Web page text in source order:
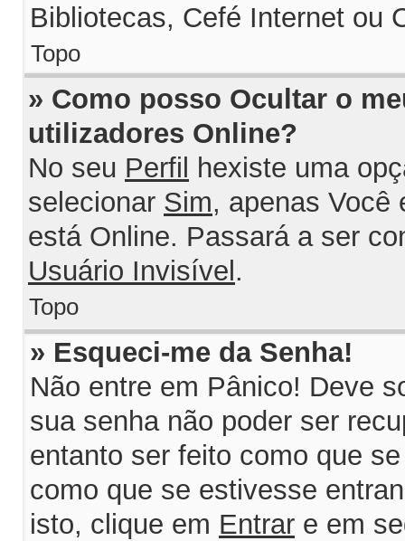
Bibliotecas, Cefé Internet ou
Topo
» Como posso Ocultar o
utilizadores Online?
No seu Perfil
hexiste uma
selecionar Sim, apenas Você
está Online. Passará a ser
Usuário Invisível .
Topo
» Esqueci-me da Senha!
Não entre em Pânico! Deve
sua senha não poder ser
entanto ser feito como que
como que se estivesse
isto, clique em Entrar e em